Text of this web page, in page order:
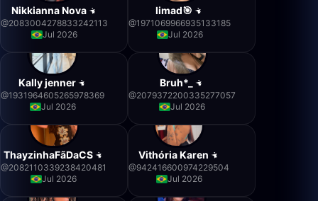
Nikkianna Nova
@2083004278833242113
Jul 2026
limad🎯
@1971069966935133185
Jul 2026
Kally jenner
@1931964605265978369
Jul 2026
Bruh*_
@2079372200335277057
Jul 2026
ThayzinhaFãDaCS
@2082110339238420481
Jul 2026
Vithória Karen
@942416600974229504
Jul 2026